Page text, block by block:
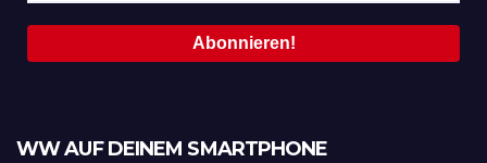
WW AUF DEINEM SMARTPHONE